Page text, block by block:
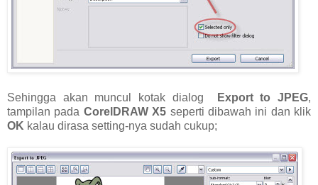
Sehingga akan muncul kotak dialog Export to JPEG,
tampilan pada CorelDRAW X5 seperti dibawah ini dan klik
OK kalau dirasa setting-nya sudah cukup;